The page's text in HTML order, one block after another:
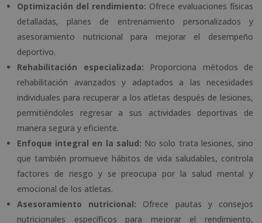
Optimización del rendimiento: Ofrece evaluaciones físicas
detalladas, planes de entrenamiento personalizados y
asesoramiento nutricional para mejorar el desempeño
deportivo.
Rehabilitación especializada: Proporciona métodos de
rehabilitación avanzados y adaptados a las necesidades
individuales para recuperar a los atletas después de lesiones,
permitiéndoles regresar a sus actividades deportivas de
manera segura y eficiente.
Enfoque integral en la salud: No solo trata lesiones, sino
que también promueve hábitos de vida saludables, controla
factores de riesgo y se preocupa por la salud mental y
emocional de los atletas.
Asesoramiento nutricional: Ofrece pautas y consejos
nutricionales específicos para mejorar el rendimiento,